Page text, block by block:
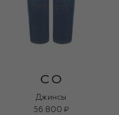
Джинсы
56 800 ₽